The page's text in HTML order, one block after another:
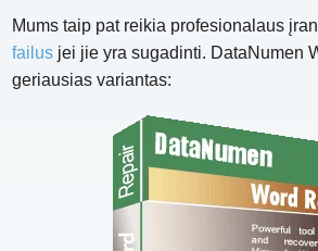
Mums taip pat reikia profesionalaus
failus jei jie yra sugadinti. DataNumen
geriausias variantas: